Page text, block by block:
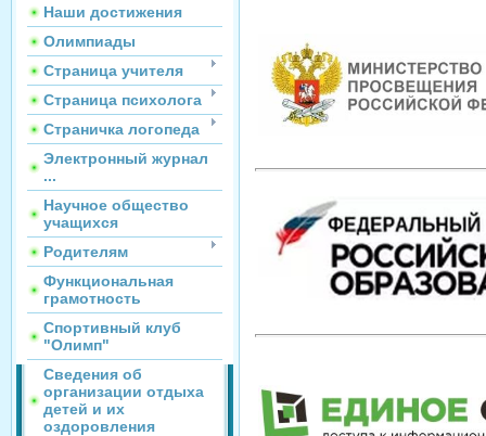
Наши достижения
Олимпиады
Страница учителя
Страница психолога
Страничка логопеда
Электронный журнал
...
Научное общество
учащихся
Родителям
Функциональная
грамотность
Спортивный клуб
"Олимп"
Сведения об
организации отдыха
детей и их
оздоровления